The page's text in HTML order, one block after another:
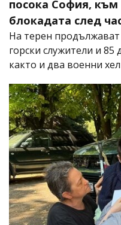
посока София, към
блокадата след
На терен
горски служители и
както и два военни